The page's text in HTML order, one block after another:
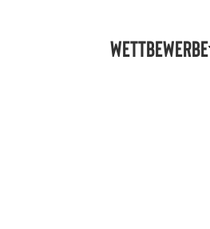
Wettbewerbe